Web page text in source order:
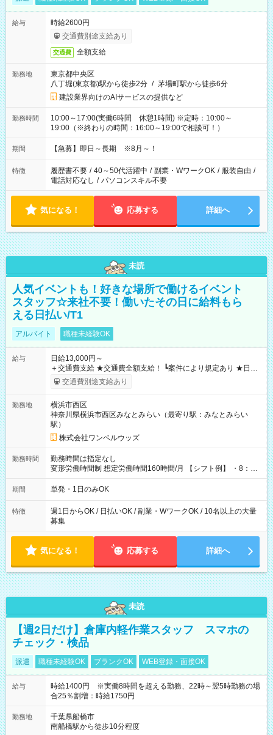
給与
時給2600円
交通費別途支給あり
交通費 全額支給
勤務地
東京都中央区
八丁堀(東京都)駅から徒歩2分 / 茅場町駅から徒歩6分
建設業界向けのAIサービスの提供など
勤務時間
10:00～17:00(実働6時間 休憩1時間) ※定時：10:00～
19:00（※終わりの時間：16:00～19:00で相談可！）
期間 【急募】即日～長期 ※8月～！
特徴 履歴書不要 / 40～50代活躍中 / 副業・WワークOK / 服装自由 /
電話対応なし / パソコンスキル不要
気になる！ 応募する 詳細へ
未読
人気イベントも！好きな場所で働けるイベント
スタッフ☆来社不要！働いたその日に給料もら
える日払い/T1
アルバイト 職種未経験OK
給与
日給13,000円～
＋交通費支給 ★交通費全額支給！ ┗案件により規定あり ★日払
いOK！（規定あり） ┗働いたその日に現金GET♪ お仕事後はコ
ンビニATMから 日払い分を引き落とせます！ 【試用期間】試
交通費別途支給あり
勤務地
横浜市西区
神奈川県横浜市西区みなとみらい（最寄り駅：みなとみらい
駅）
株式会社ワンベルウッズ
勤務時間
勤務時間は指定なし
変形労働時間制 想定労働時間160時間/月 【シフト例】 ・8：00
～21：00
期間 単発・1日のみOK
特徴
週1日からOK / 日払いOK / 副業・WワークOK / 10名以上の大量
募集
気になる！ 応募する 詳細へ
未読
【週2日だけ】倉庫内軽作業スタッフ スマホの
チェック・検品
派遣 職種未経験OK ブランクOK WEB登録・面接OK
給与
時給1400円 ※実働8時間を超える勤務、22時～翌5時勤務の場
合25％割増：時給1750円
勤務地
千葉県船橋市
南船橋駅から徒歩10分程度